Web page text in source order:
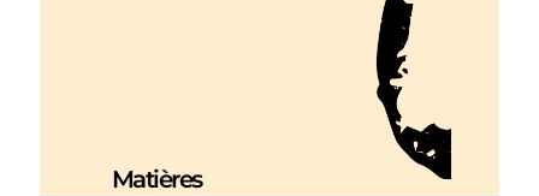
Matières